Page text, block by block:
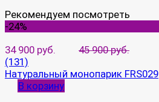
Рекомендуем посмотреть
-24%
34 900 руб.
45 900 руб.
(131)
Натуральный монопарик FRS029
В корзину